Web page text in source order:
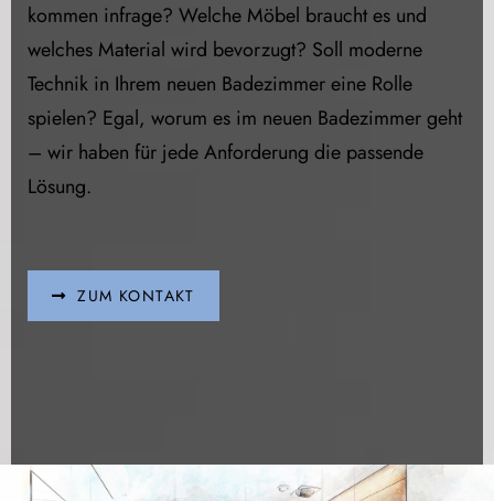
kommen infrage? Welche Möbel braucht es und
welches Material wird bevorzugt? Soll moderne
Technik in Ihrem neuen Badezimmer eine Rolle
spielen? Egal, worum es im neuen Badezimmer geht
– wir haben für jede Anforderung die passende
Lösung.
ZUM KONTAKT